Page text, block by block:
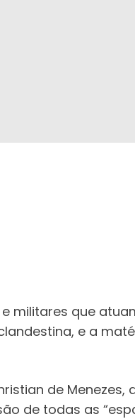
militares que
e a
de
de todas as